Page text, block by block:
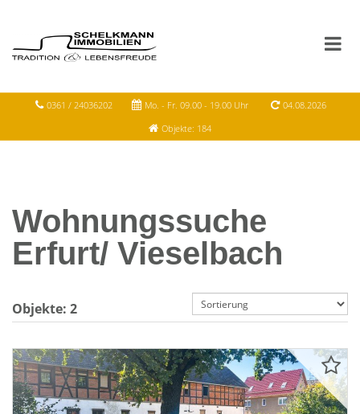
0361 / 24036202 Mo. - Fr. 09.00 - 19.00 Uhr
04.08.2026
Objekte: 184
Wohnungssuche
Erfurt/ Vieselbach
Objekte: 2